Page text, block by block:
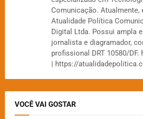
Comunicação. Atualmente,
Atualidade Política
Digital Ltda. Possui ampla
jornalista e diagramador,
profissional DRT 10580/
| https://
VOCÊ VAI GOSTAR